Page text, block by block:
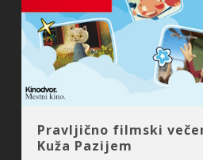
Pravljično filmski
Kuža Pazijem